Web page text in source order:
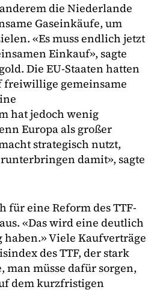
die Niederlande
Gaseinkäufe, um
«Es muss endlich jetzt
Einkauf», sagte
Die EU-Staaten hatten
freiwillige gemeinsame
hat jedoch wenig
Europa als großer
strategisch nutzt,
damit», sagte
für eine Reform des TTF-
«Das wird eine deutlich
Viele Kaufverträge
des TTF, der stark
man müsse dafür sorgen,
dem kurzfristigen